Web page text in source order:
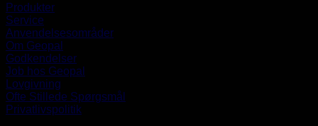
Produkter
Service
Anvendelsesområder
Om Geopal
Godkendelser
Job hos Geopal
Lovgivning
Ofte Stillede Spørgsmål
Privatlivspolitik